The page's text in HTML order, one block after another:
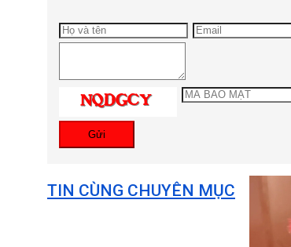
Gửi
TIN CÙNG CHUYÊN MỤC